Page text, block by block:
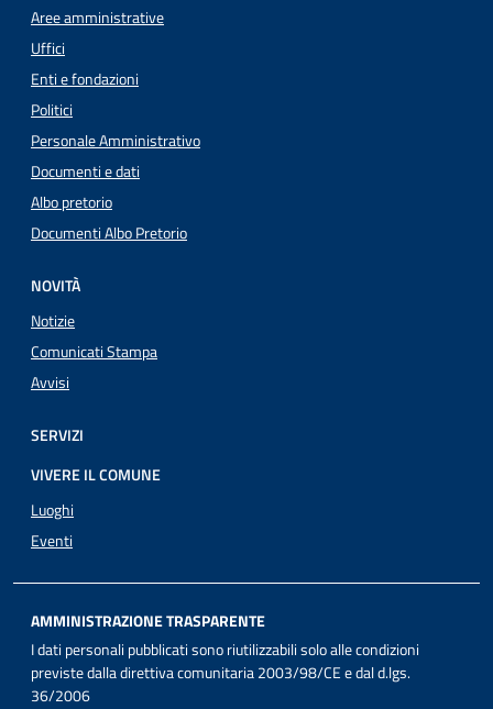
Aree amministrative
Uffici
Enti e fondazioni
Politici
Personale Amministrativo
Documenti e dati
Albo pretorio
Documenti Albo Pretorio
NOVITÀ
Notizie
Comunicati Stampa
Avvisi
SERVIZI
VIVERE IL COMUNE
Luoghi
Eventi
AMMINISTRAZIONE TRASPARENTE
I dati personali pubblicati sono riutilizzabili solo alle condizioni
previste dalla direttiva comunitaria 2003/98/CE e dal d.lgs.
36/2006